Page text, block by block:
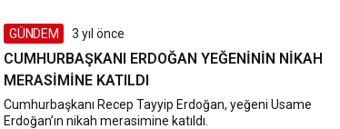
GÜNDEM 3 yıl önce
CUMHURBAŞKANI ERDOĞAN YEĞENININ NIKAH
MERASIMINE KATILDI
Cumhurbaşkanı Recep Tayyip Erdoğan, yeğeni Usame
Erdoğan’ın nikah merasimine katıldı.